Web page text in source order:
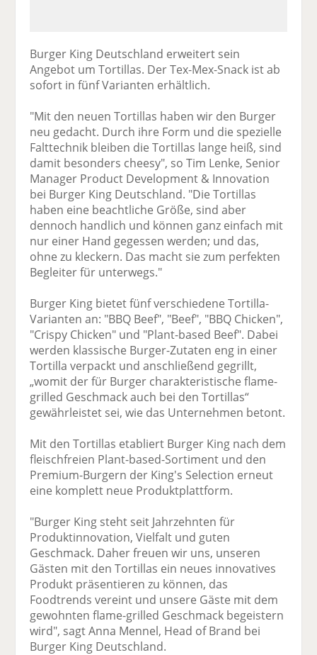
Burger King Deutschland erweitert sein
Angebot um Tortillas. Der Tex-Mex-Snack ist ab
sofort in fünf Varianten erhältlich.
"Mit den neuen Tortillas haben wir den Burger
neu gedacht. Durch ihre Form und die spezielle
Falttechnik bleiben die Tortillas lange heiß, sind
damit besonders cheesy", so Tim Lenke, Senior
Manager Product Development & Innovation
bei Burger King Deutschland. "Die Tortillas
haben eine beachtliche Größe, sind aber
dennoch handlich und können ganz einfach mit
nur einer Hand gegessen werden; und das,
ohne zu kleckern. Das macht sie zum perfekten
Begleiter für unterwegs."
Burger King bietet fünf verschiedene Tortilla-
Varianten an: "BBQ Beef", "Beef", "BBQ Chicken",
"Crispy Chicken" und "Plant-based Beef". Dabei
werden klassische Burger-Zutaten eng in einer
Tortilla verpackt und anschließend gegrillt,
„womit der für Burger charakteristische flame-
grilled Geschmack auch bei den Tortillas“
gewährleistet sei, wie das Unternehmen betont.
Mit den Tortillas etabliert Burger King nach dem
fleischfreien Plant-based-Sortiment und den
Premium-Burgern der King's Selection erneut
eine komplett neue Produktplattform.
"Burger King steht seit Jahrzehnten für
Produktinnovation, Vielfalt und guten
Geschmack. Daher freuen wir uns, unseren
Gästen mit den Tortillas ein neues innovatives
Produkt präsentieren zu können, das
Foodtrends vereint und unsere Gäste mit dem
gewohnten flame-grilled Geschmack begeistern
wird", sagt Anna Mennel, Head of Brand bei
Burger King Deutschland.